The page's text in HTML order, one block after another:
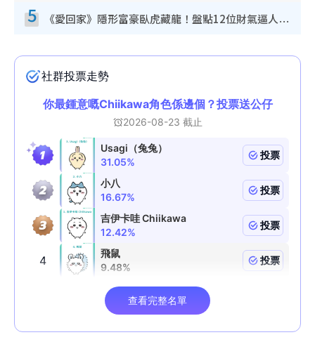
5 《愛回家》隱形富豪臥虎藏龍！盤點12位財氣逼人的有錢藝人：呢位靚女3億身家唔憂做